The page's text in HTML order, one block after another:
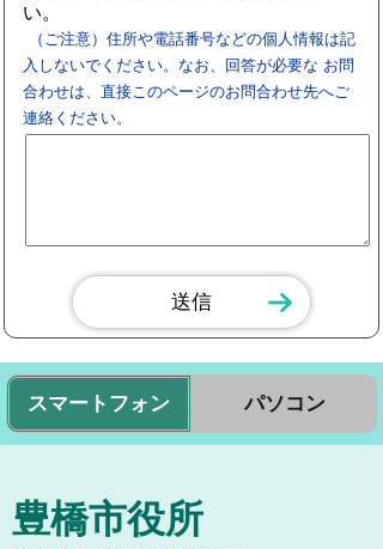
い。
（ご注意）住所や電話番号などの個人情報は記
入しないでください。なお、回答が必要な お問
合わせは、直接このページのお問合わせ先へご
連絡ください。
スマートフォン パソコン
豊橋市役所